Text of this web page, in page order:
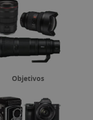
Objetivos